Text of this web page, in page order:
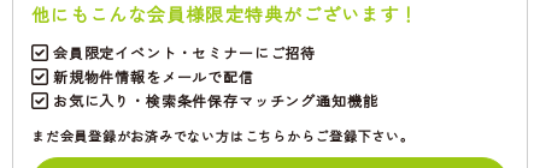
他にもこんな会員様限定特典がございます！
会員限定イベント・セミナーにご招待
新規物件情報をメールで配信
お気に入り・検索条件保存マッチング通知機能
まだ会員登録がお済みでない方はこちらからご登録下さい。